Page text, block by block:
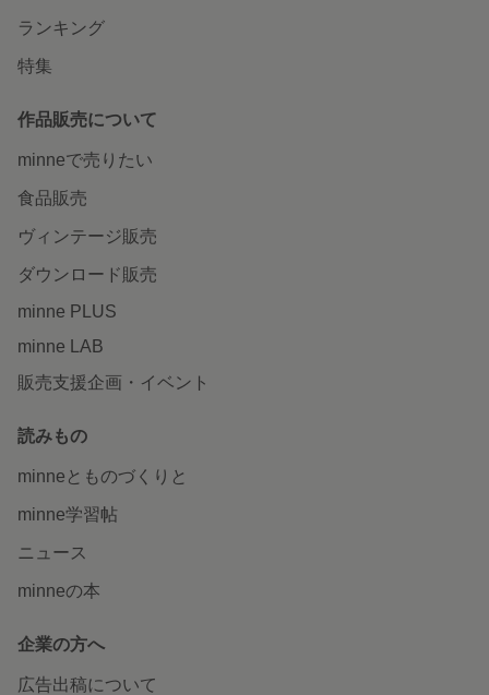
ランキング
特集
作品販売について
minneで売りたい
食品販売
ヴィンテージ販売
ダウンロード販売
minne PLUS
minne LAB
販売支援企画・イベント
読みもの
minneとものづくりと
minne学習帖
ニュース
minneの本
企業の方へ
広告出稿について